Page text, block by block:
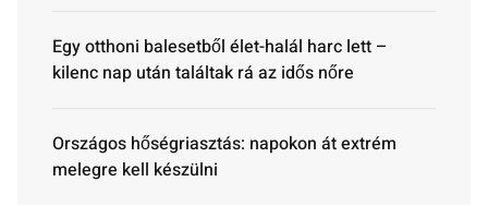
Egy otthoni balesetből élet-halál harc lett –
kilenc nap után találtak rá az idős nőre
Országos hőségriasztás: napokon át extrém
melegre kell készülni